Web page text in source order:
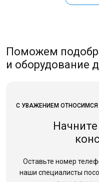
Поможем
и оборудование
С УВАЖЕНИЕМ
Оставьте номер
наши специалисты